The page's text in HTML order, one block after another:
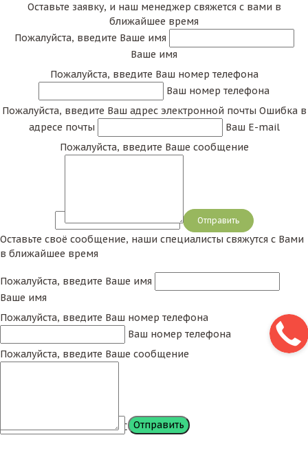
Оставьте заявку, и наш менеджер свяжется с вами в
ближайшее время
Пожалуйста, введите Ваше имя
Ваше имя
Пожалуйста, введите Ваш номер телефона
Ваш номер телефона
Пожалуйста, введите Ваш адрес электронной почты Ошибка в
адресе почты
Ваш E-mail
Пожалуйста, введите Ваше сообщение
Сообщение
Оставьте своё сообщение, наши специалисты свяжутся с Вами
в ближайшее время
Пожалуйста, введите Ваше имя
Ваше имя
Пожалуйста, введите Ваш номер телефона
Ваш номер телефона
Пожалуйста, введите Ваше сообщение
Сообщение